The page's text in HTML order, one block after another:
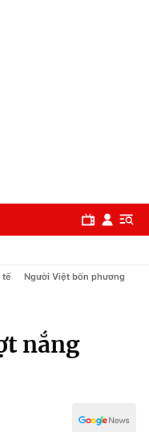
tế Người Việt bốn phương
nắng